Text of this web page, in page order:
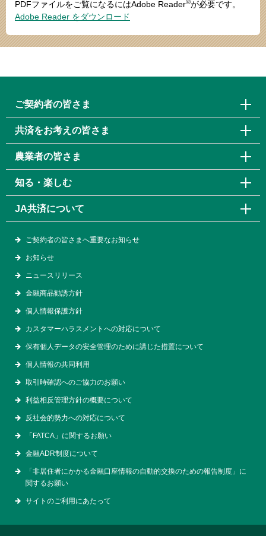
PDFファイルをご覧になるにはAdobe Reader®が必要です。
Adobe Reader をダウンロード
ご契約者の皆さま
共済をお考えの皆さま
農業者の皆さま
知る・楽しむ
JA共済について
ご契約者の皆さまへ重要なお知らせ
お知らせ
ニュースリリース
金融商品勧誘方針
個人情報保護方針
カスタマーハラスメントへの対応について
保有個人データの安全管理のために講じた措置について
個人情報の共同利用
取引時確認へのご協力のお願い
利益相反管理方針の概要について
反社会的勢力への対応について
「FATCA」に関するお願い
金融ADR制度について
「非居住者にかかる金融口座情報の自動的交換のための報告制度」に
関するお願い
サイトのご利用にあたって